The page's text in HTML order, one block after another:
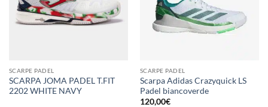
SCARPE PADEL
SCARPA JOMA PADEL T.FIT
2202 WHITE NAVY
SCARPE PADEL
Scarpa Adidas Crazyquick LS
Padel biancoverde
120,00€